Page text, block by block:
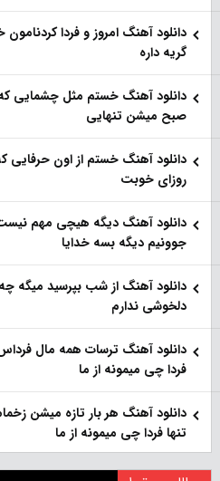
دانلود آهنگ امروز و فردا
گریه داره
دانلود آهنگ خستم مثل چشمایی
صبح میشن تنهایی
دانلود آهنگ خستم از اون
روزای خوبت
دانلود آهنگ دیگه هیچی مهم
جوونیم دیگه بسه خدایا
دانلود آهنگ از شب بپرسید میگه
دلخوشی ندارم
دانلود آهنگ ترسات همه مال
فردا چی میمونه از ما
دانلود آهنگ هر بار تازه میشن
تنها فردا چی میمونه از ما